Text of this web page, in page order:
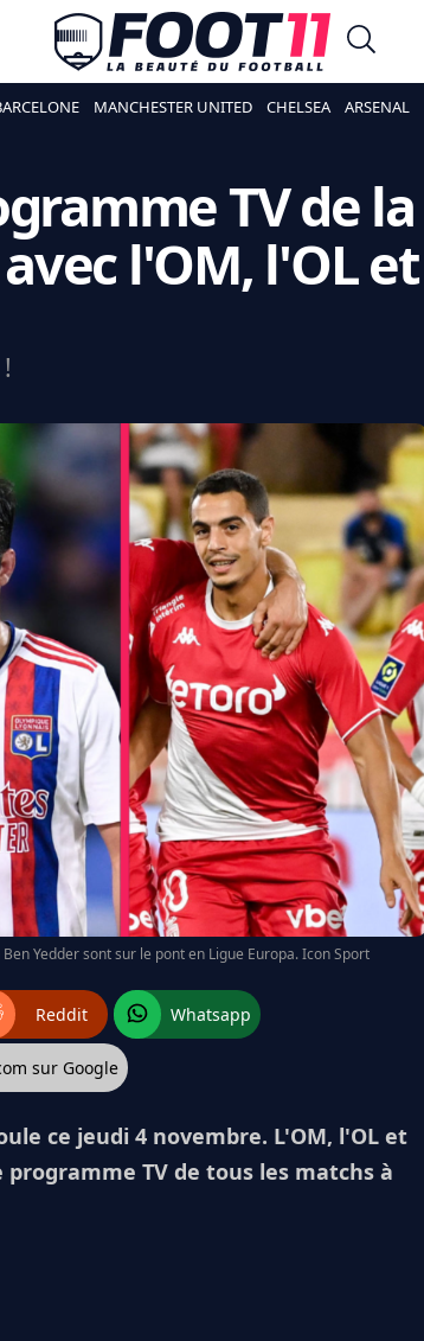
MANCHESTER UNITED CHELSEA ARSENAL
TV de la
l'OM, l'OL et
Yedder sont sur le pont en Ligue Europa. Icon Sport
Reddit Whatsapp
sur Google
ce jeudi 4 novembre. L'OM, l'OL et
TV de tous les matchs à